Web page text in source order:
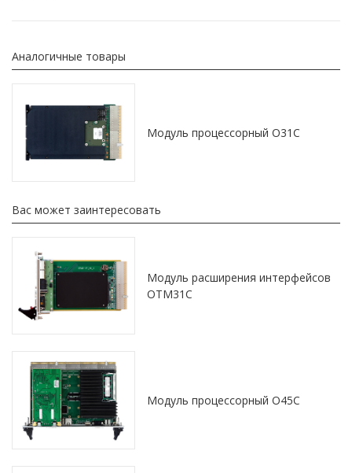
Аналогичные товары
Модуль процессорный O31C
Вас может заинтересовать
Модуль расширения интерфейсов
OTM31C
Модуль процессорный O45C